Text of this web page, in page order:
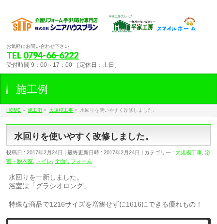
お気軽にお問い合わせ下さい
TEL 0794-66-6222
受付時間 9：00～17：00 ［定休日：土日］
施工例
HOME » 施工例 » 大規模工事 » 水回りを使いやすく改修しました。
水回りを使いやすく改修しました。
投稿日 : 2017年2月24日 最終更新日時 : 2017年2月24日 カテゴリー :大規模工事 ,浴
室・脱衣室
トイレ ,全面リフォーム
水回りを一新しました。
浴室は「グラシオロング」
特殊な商品で1216サイズを増築せずに1616にできる優れもの！